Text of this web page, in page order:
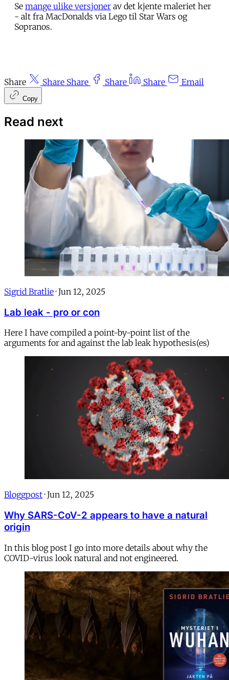
Se mange ulike versjoner av det kjente maleriet her
- alt fra MacDonalds via Lego til Star Wars og
Sopranos.
Share Share Share Share Share Email
Copy
Read next
Sigrid Bratlie · Jun 12, 2025
Lab leak - pro or con
Here I have compiled a point-by-point list of the
arguments for and against the lab leak hypothesis(es)
Bloggpost · Jun 12, 2025
Why SARS-CoV-2 appears to have a natural
origin
In this blog post I go into more details about why the
COVID-virus look natural and not engineered.